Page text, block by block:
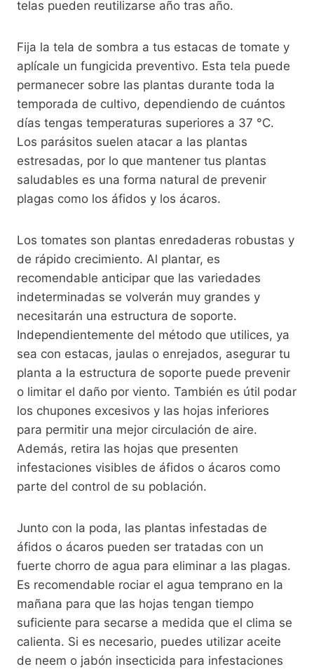
telas pueden reutilizarse año tras año.
Fija la tela de sombra a tus estacas de tomate y
aplícale un fungicida preventivo. Esta tela puede
permanecer sobre las plantas durante toda la
temporada de cultivo, dependiendo de cuántos
días tengas temperaturas superiores a 37 °C.
Los parásitos suelen atacar a las plantas
estresadas, por lo que mantener tus plantas
saludables es una forma natural de prevenir
plagas como los áfidos y los ácaros.
Los tomates son plantas enredaderas robustas y
de rápido crecimiento. Al plantar, es
recomendable anticipar que las variedades
indeterminadas se volverán muy grandes y
necesitarán una estructura de soporte.
Independientemente del método que utilices, ya
sea con estacas, jaulas o enrejados, asegurar tu
planta a la estructura de soporte puede prevenir
o limitar el daño por viento. También es útil podar
los chupones excesivos y las hojas inferiores
para permitir una mejor circulación de aire.
Además, retira las hojas que presenten
infestaciones visibles de áfidos o ácaros como
parte del control de su población.
Junto con la poda, las plantas infestadas de
áfidos o ácaros pueden ser tratadas con un
fuerte chorro de agua para eliminar a las plagas.
Es recomendable rociar el agua temprano en la
mañana para que las hojas tengan tiempo
suficiente para secarse a medida que el clima se
calienta. Si es necesario, puedes utilizar aceite
de neem o jabón insecticida para infestaciones